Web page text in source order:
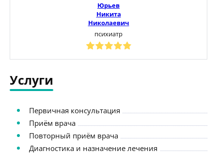
Юрьев
Никита
Николаевич
психиатр
Услуги
Первичная консультация
Приём врача
Повторный приём врача
Диагностика и назначение лечения